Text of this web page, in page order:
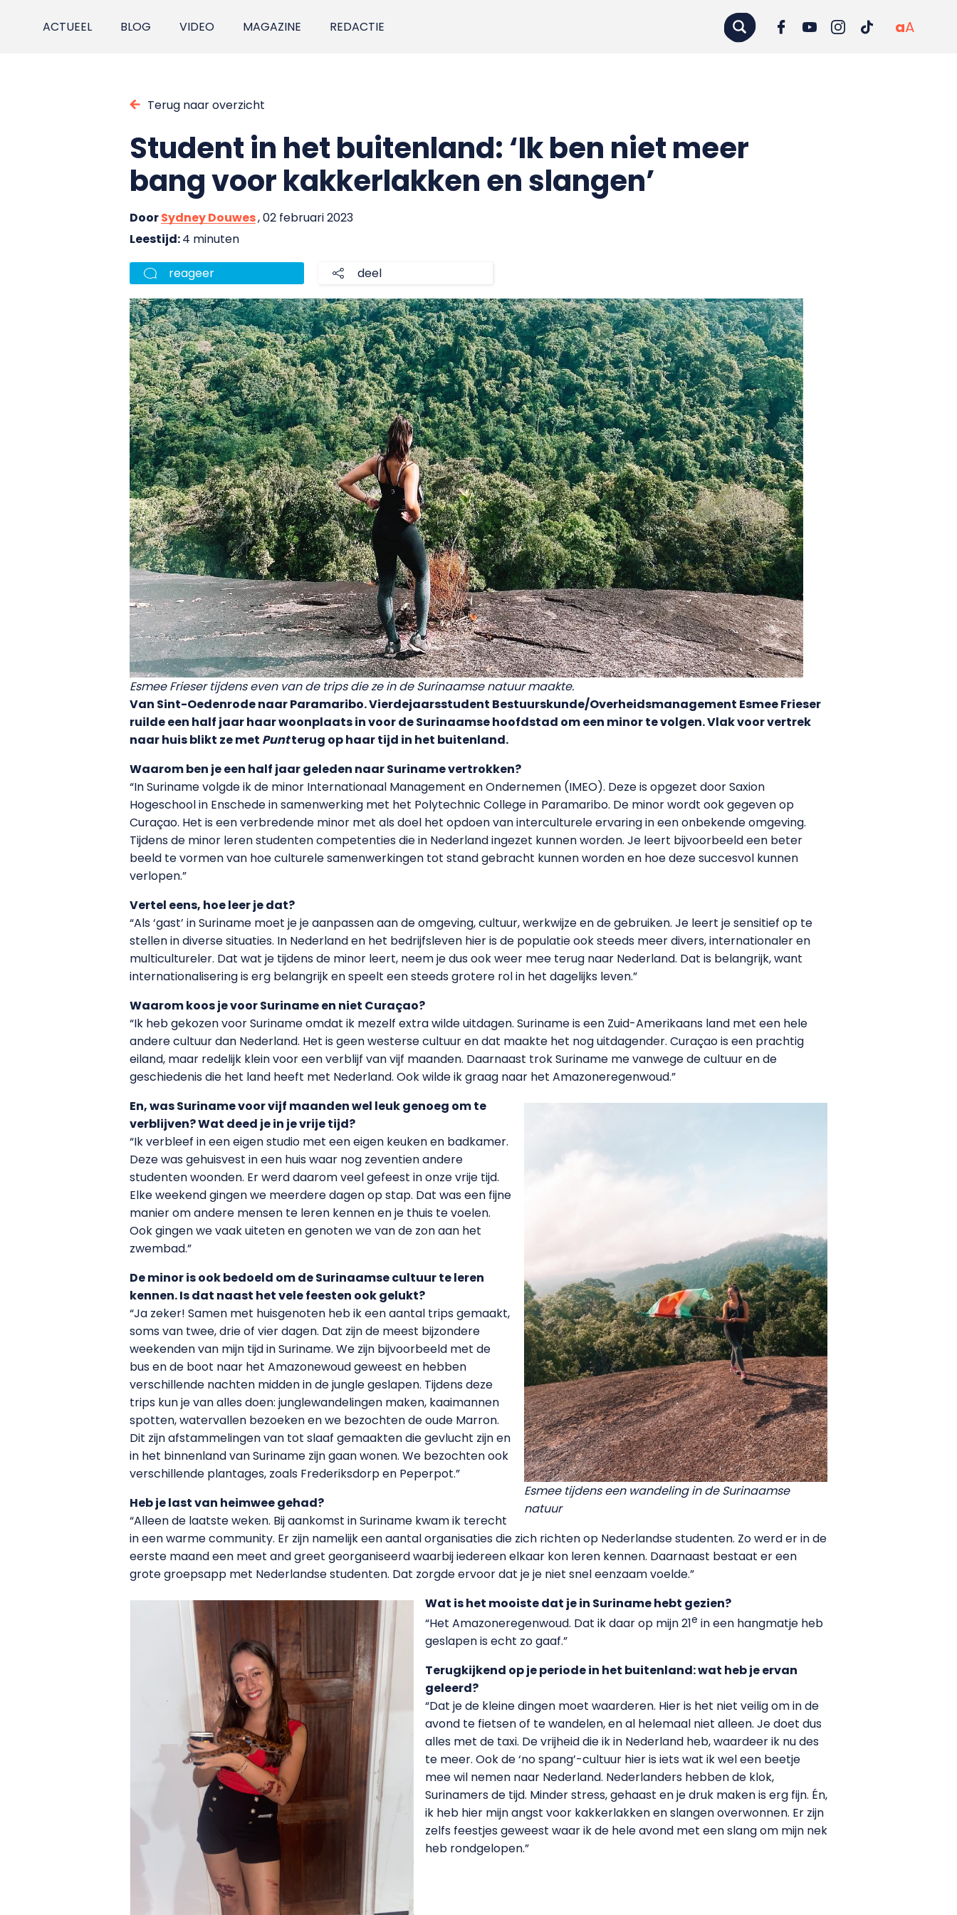
ACTUEEL BLOG VIDEO MAGAZINE REDACTIE aA
Terug naar overzicht
Student in het buitenland: ‘Ik ben niet meer
bang voor kakkerlakken en slangen’
DoorSydney Douwes, 02 februari 2023
Leestijd:4 minuten
reageer deel
Esmee Frieser tijdens even van de trips die ze in de Surinaamse natuur maakte.
Van Sint-Oedenrode naar Paramaribo. Vierdejaarsstudent Bestuurskunde/Overheidsmanagement Esmee Frieser
ruilde een half jaar haar woonplaats in voor de Surinaamse hoofdstad om een minor te volgen. Vlak voor vertrek
naar huis blikt ze met Puntterug op haar tijd in het buitenland.
Waarom ben je een half jaar geleden naar Suriname vertrokken?
“In Suriname volgde ik de minor Internationaal Management en Ondernemen (IMEO). Deze is opgezet door Saxion
Hogeschool in Enschede in samenwerking met het Polytechnic College in Paramaribo. De minor wordt ook gegeven op
Curaçao. Het is een verbredende minor met als doel het opdoen van interculturele ervaring in een onbekende omgeving.
Tijdens de minor leren studenten competenties die in Nederland ingezet kunnen worden. Je leert bijvoorbeeld een beter
beeld te vormen van hoe culturele samenwerkingen tot stand gebracht kunnen worden en hoe deze succesvol kunnen
verlopen.”
Vertel eens, hoe leer je dat?
“Als ‘gast’ in Suriname moet je je aanpassen aan de omgeving, cultuur, werkwijze en de gebruiken. Je leert je sensitief op te
stellen in diverse situaties. In Nederland en het bedrijfsleven hier is de populatie ook steeds meer divers, internationaler en
multicultureler. Dat wat je tijdens de minor leert, neem je dus ook weer mee terug naar Nederland. Dat is belangrijk, want
internationalisering is erg belangrijk en speelt een steeds grotere rol in het dagelijks leven.”
Waarom koos je voor Suriname en niet Curaçao?
“Ik heb gekozen voor Suriname omdat ik mezelf extra wilde uitdagen. Suriname is een Zuid-Amerikaans land met een hele
andere cultuur dan Nederland. Het is geen westerse cultuur en dat maakte het nog uitdagender. Curaçao is een prachtig
eiland, maar redelijk klein voor een verblijf van vijf maanden. Daarnaast trok Suriname me vanwege de cultuur en de
geschiedenis die het land heeft met Nederland. Ook wilde ik graag naar het Amazoneregenwoud.”
Esmee tijdens een wandeling in de Surinaamse
natuur
En, was Suriname voor vijf maanden wel leuk genoeg om te
verblijven? Wat deed je in je vrije tijd?
“Ik verbleef in een eigen studio met een eigen keuken en badkamer.
Deze was gehuisvest in een huis waar nog zeventien andere
studenten woonden. Er werd daarom veel gefeest in onze vrije tijd.
Elke weekend gingen we meerdere dagen op stap. Dat was een fijne
manier om andere mensen te leren kennen en je thuis te voelen.
Ook gingen we vaak uiteten en genoten we van de zon aan het
zwembad.”
De minor is ook bedoeld om de Surinaamse cultuur te leren
kennen. Is dat naast het vele feesten ook gelukt?
“Ja zeker! Samen met huisgenoten heb ik een aantal trips gemaakt,
soms van twee, drie of vier dagen. Dat zijn de meest bijzondere
weekenden van mijn tijd in Suriname. We zijn bijvoorbeeld met de
bus en de boot naar het Amazonewoud geweest en hebben
verschillende nachten midden in de jungle geslapen. Tijdens deze
trips kun je van alles doen: junglewandelingen maken, kaaimannen
spotten, watervallen bezoeken en we bezochten de oude Marron.
Dit zijn afstammelingen van tot slaaf gemaakten die gevlucht zijn en
in het binnenland van Suriname zijn gaan wonen. We bezochten ook
verschillende plantages, zoals Frederiksdorp en Peperpot.”
Heb je last van heimwee gehad?
“Alleen de laatste weken. Bij aankomst in Suriname kwam ik terecht
in een warme community. Er zijn namelijk een aantal organisaties die zich richten op Nederlandse studenten. Zo werd er in de
eerste maand een meet and greet georganiseerd waarbij iedereen elkaar kon leren kennen. Daarnaast bestaat er een
grote groepsapp met Nederlandse studenten. Dat zorgde ervoor dat je je niet snel eenzaam voelde.”
Wat is het mooiste dat je in Suriname hebt gezien?
“Het Amazoneregenwoud. Dat ik daar op mijn 21e in een hangmatje heb
geslapen is echt zo gaaf.”
Terugkijkend op je periode in het buitenland: wat heb je ervan
geleerd?
“Dat je de kleine dingen moet waarderen. Hier is het niet veilig om in de
avond te fietsen of te wandelen, en al helemaal niet alleen. Je doet dus
alles met de taxi. De vrijheid die ik in Nederland heb, waardeer ik nu des
te meer. Ook de ‘no spang’-cultuur hier is iets wat ik wel een beetje
mee wil nemen naar Nederland. Nederlanders hebben de klok,
Surinamers de tijd. Minder stress, gehaast en je druk maken is erg fijn. Én,
ik heb hier mijn angst voor kakkerlakken en slangen overwonnen. Er zijn
zelfs feestjes geweest waar ik de hele avond met een slang om mijn nek
heb rondgelopen.”